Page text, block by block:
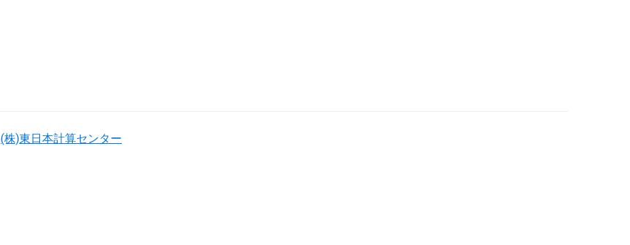
(株)東日本計算センター